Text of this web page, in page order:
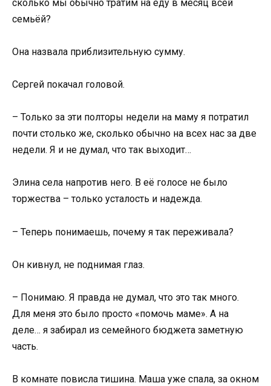
сколько мы обычно тратим на еду в месяц всей
семьёй?
Она назвала приблизительную сумму.
Сергей покачал головой.
– Только за эти полторы недели на маму я потратил
почти столько же, сколько обычно на всех нас за две
недели. Я и не думал, что так выходит…
Элина села напротив него. В её голосе не было
торжества – только усталость и надежда.
– Теперь понимаешь, почему я так переживала?
Он кивнул, не поднимая глаз.
– Понимаю. Я правда не думал, что это так много.
Для меня это было просто «помочь маме». А на
деле… я забирал из семейного бюджета заметную
часть.
В комнате повисла тишина. Маша уже спала, за окном